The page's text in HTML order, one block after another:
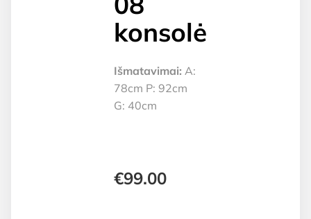
konsolė
Išmatavimai: A:
78cm P: 92cm
G: 40cm
€99.00